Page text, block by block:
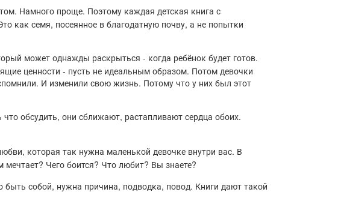
Намного проще. Поэтому каждая детская книга с
как семя, посеянное в благодатную почву, а не попытки
может однажды раскрыться - когда ребёнок будет готов.
ценности - пусть не идеальным образом. Потом девочки
И изменили свою жизнь. Потому что у них был этот
обсудить, они сближают, растапливают сердца обоих.
которая так нужна маленькой девочке внутри вас. В
Чего боится? Что любит? Вы знаете?
собой, нужна причина, подводка, повод. Книги дают такой